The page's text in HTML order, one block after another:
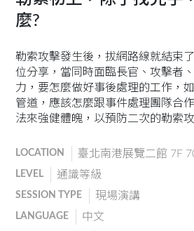
麼?
勒索攻擊發生後，拔網路線就結束
位分享，當同時面臨長官、攻擊者
力，要怎麼做好事後處理的工作，
管道，應該怎麼跟事件處理團隊合
法來強健體魄，以預防二次的勒索攻
LOCATION 臺北南港展覽二館 7F
LEVEL 通識等級
SESSION TYPE 現場演講
LANGUAGE 中文